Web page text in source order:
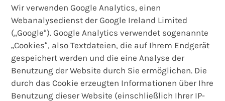
Wir verwenden Google Analytics, einen
Webanalysedienst der Google Ireland Limited
(„Google“). Google Analytics verwendet sogenannte
„Cookies“, also Textdateien, die auf Ihrem Endgerät
gespeichert werden und die eine Analyse der
Benutzung der Website durch Sie ermöglichen. Die
durch das Cookie erzeugten Informationen über Ihre
Benutzung dieser Website (einschließlich Ihrer IP-